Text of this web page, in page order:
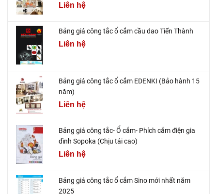
Liên hệ
Bảng giá công tắc ổ cắm cầu dao Tiến Thành
Liên hệ
Bảng giá công tắc ổ cắm EDENKI (Bảo hành 15
năm)
Liên hệ
Bảng giá công tắc- Ổ cắm- Phích cắm điện gia
đình Sopoka (Chịu tải cao)
Liên hệ
Bảng giá công tắc ổ cắm Sino mới nhất năm
2025